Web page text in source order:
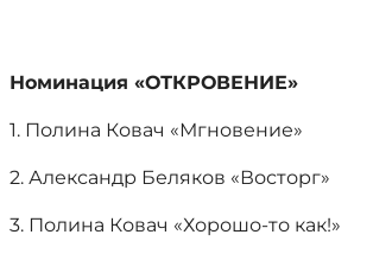
Номинация «ОТКРОВЕНИЕ»
1. Полина Ковач «Мгновение»
2. Александр Беляков «Восторг»
3. Полина Ковач «Хорошо-то как!»